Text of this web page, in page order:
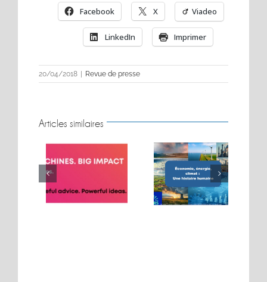
Facebook X Viadeo
LinkedIn Imprimer
20/04/2018 | Revue de presse
Articles similaires